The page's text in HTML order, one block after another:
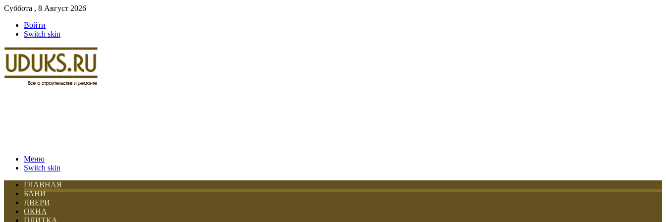
Суббота , 8 Август 2026
Войти
Switch skin
Меню
Switch skin
ГЛАВНАЯ
БАНИ
ДВЕРИ
ОКНА
ПЛИТКА